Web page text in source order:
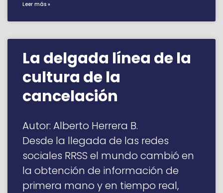
Leer más »
La delgada línea de la
cultura de la
cancelación
Autor: Alberto Herrera B.
Desde la llegada de las redes
sociales RRSS el mundo cambió en
la obtención de información de
primera mano y en tiempo real,